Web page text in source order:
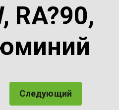
RA?90,
Следующий